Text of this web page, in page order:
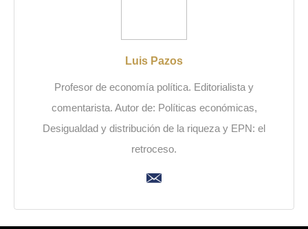
Luis Pazos
Profesor de economía política. Editorialista y
comentarista. Autor de: Políticas económicas,
Desigualdad y distribución de la riqueza y EPN: el
retroceso.